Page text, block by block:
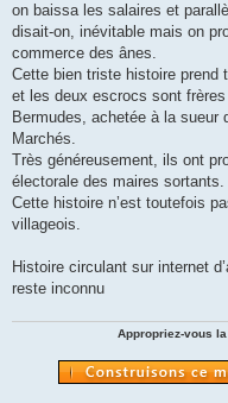
on baissa les salaires et
disait-on, inévitable mais on
commerce des ânes.
Cette bien triste histoire prend
et les deux escrocs sont
Bermudes, achetée à la sueur
Marchés.
Très généreusement, ils ont
électorale des maires sortants.
Cette histoire n’est toutefois
villageois.
Histoire circulant sur internet
reste inconnu
Appropriez-vous